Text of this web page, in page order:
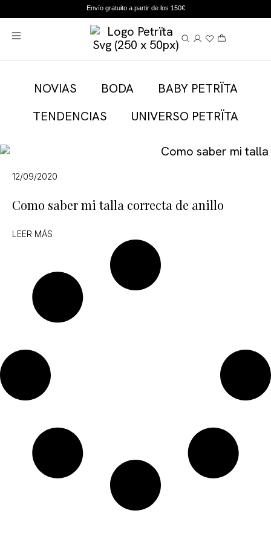
Envío gratuito a partir de los 150€
NOVIAS BODA
BABY PETRÏTA
TENDENCIAS
UNIVERSO PETRÏTA
12/09/2020
Como saber mi talla correcta de anillo
LEER MÁS